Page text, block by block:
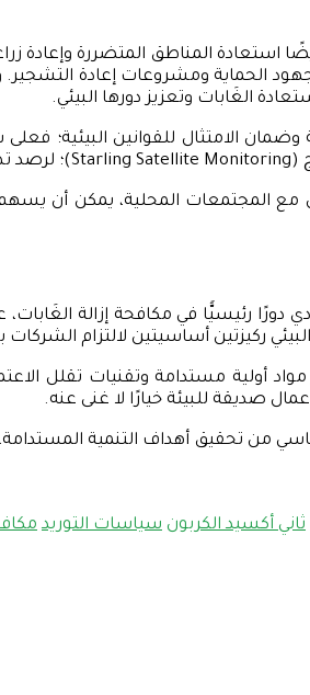
الغَابات وتعزيز دورها البيئي.
مع المجتمعات المحلية، يمكن أن
دورًا رئيسيًّا في مكافحة إزالة
ركيزتين أساسيتين لالتزام الشركات
أولية مستدامة وتقنيات تقلل
صديقة للبيئة خيارًا لا غنى عنه.
من تحقيق أهداف التنمية
ثاني أكسيد الكربون سياسات التوريد